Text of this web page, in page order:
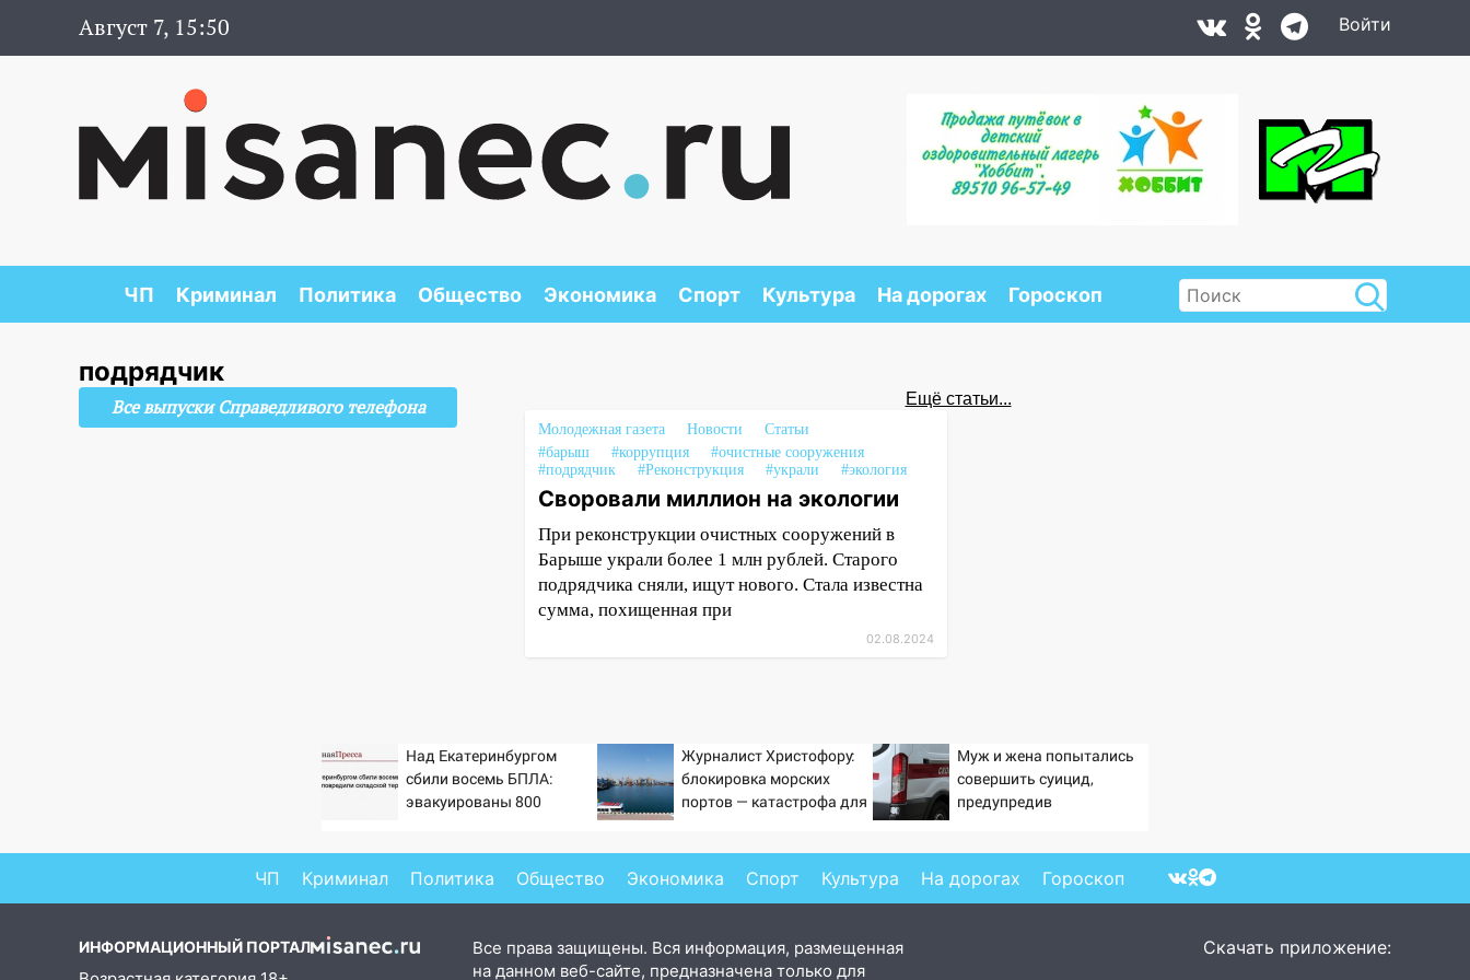
Август 7, 15:50 Войти
ЧП Криминал Политика Общество Экономика Спорт Культура На дорогах Гороскоп
подрядчик
Ещё статьи...
Молодежная газета Новости
Статьи
#барыш
#коррупция
#очистные сооружения
#подрядчик
#Реконструкция #украли #экология
Своровали миллион на экологии
При реконструкции очистных сооружений в
Барыше украли более 1 млн рублей. Старого
подрядчика сняли, ищут нового. Стала известна
сумма, похищенная при
02.08.2024
Все выпуски Справедливого телефона
07.08.2026
В следственном
приуроченное к празднованию
Дня сотрудника органов
следствия Российской
Ульяновцев приглашают
Над Екатеринбургом
сбили восемь БПЛА:
эвакуированы 800
Журналист Христофору:
блокировка морских
портов — катастрофа для
Муж и жена попытались
совершить суицид,
предупредив
ЧП Криминал Политика Общество Экономика Спорт Культура На дорогах Гороскоп
ИНФОРМАЦИОННЫЙ ПОРТАЛ
Все права защищены. Вся информация, размещенная
на данном веб-сайте, предназначена только для
Скачать приложение: